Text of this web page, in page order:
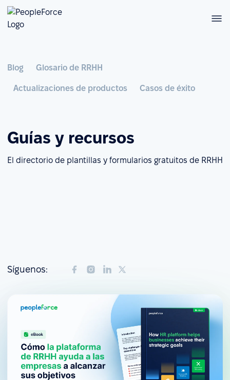
Blog Glosario de RRHH
Actualizaciones de productos Casos de éxito
Guías y recursos
El directorio de plantillas y formularios gratuitos de RRHH
Síguenos: